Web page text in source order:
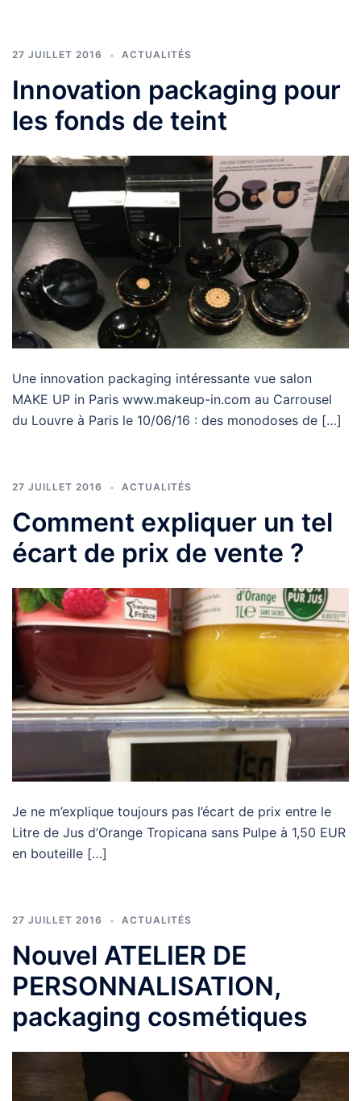
27 JUILLET 2016 ACTUALITÉS
Innovation packaging pour
les fonds de teint
Une innovation packaging intéressante vue salon
MAKE UP in Paris www.makeup-in.com au Carrousel
du Louvre à Paris le 10/06/16 : des monodoses de […]
27 JUILLET 2016 ACTUALITÉS
Comment expliquer un tel
écart de prix de vente ?
Je ne m’explique toujours pas l’écart de prix entre le
Litre de Jus d’Orange Tropicana sans Pulpe à 1,50 EUR
en bouteille […]
27 JUILLET 2016 ACTUALITÉS
Nouvel ATELIER DE
PERSONNALISATION,
packaging cosmétiques